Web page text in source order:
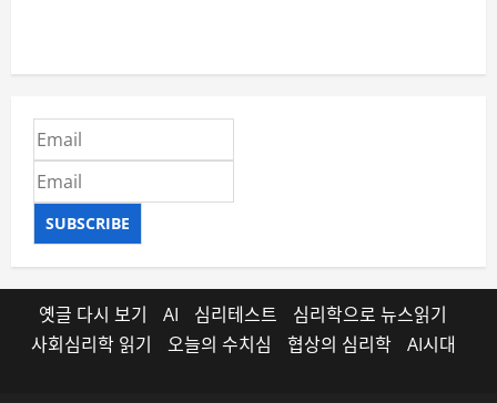
SUBSCRIBE
옛글 다시 보기 AI 심리테스트
심리학으로 뉴스읽기
사회심리학 읽기
오늘의 수치심 협상의 심리학 AI시대